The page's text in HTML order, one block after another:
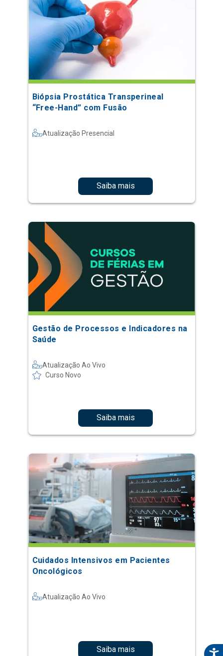
Biópsia Prostática Transperineal
“Free-Hand” com Fusão
Atualização Presencial
Saiba mais
Gestão de Processos e Indicadores na
Saúde
Atualização Ao Vivo
Curso Novo
Saiba mais
Cuidados Intensivos em Pacientes
Oncológicos
Atualização Ao Vivo
Saiba mais